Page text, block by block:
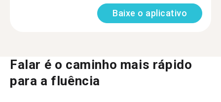
Baixe o aplicativo
Falar é o caminho mais rápido
para a fluência